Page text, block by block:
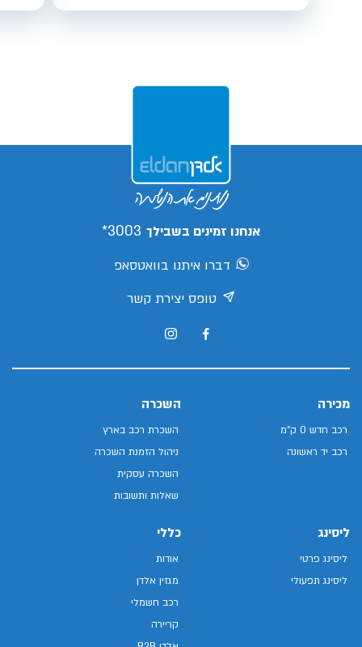
אנחנו זמינים בשבילך 3003*
דברו איתנו בוואטסאפ
טופס יצירת קשר
מכירה
רכב חדש 0 ק"מ
רכב יד ראשונה
השכרה
השכרת רכב בארץ
ניהול הזמנת השכרה
השכרה עסקית
שאלות ותשובות
ליסינג
ליסינג פרטי
ליסינג תפעולי
כללי
אודות
מגזין אלדן
רכב חשמלי
קריירה